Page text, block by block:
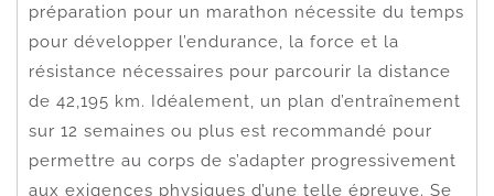
préparation pour un marathon nécessite du temps
pour développer l’endurance, la force et la
résistance nécessaires pour parcourir la distance
de 42,195 km. Idéalement, un plan d’entraînement
sur 12 semaines ou plus est recommandé pour
permettre au corps de s’adapter progressivement
aux exigences physiques d’une telle épreuve. Se